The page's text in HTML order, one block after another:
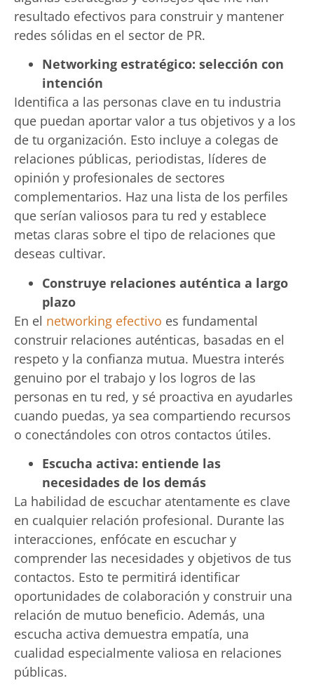
resultado efectivos para construir y mantener
redes sólidas en el sector de PR.
Networking estratégico: selección con
intención
Identifica a las personas clave en tu industria
que puedan aportar valor a tus objetivos y a los
de tu organización. Esto incluye a colegas de
relaciones públicas, periodistas, líderes de
opinión y profesionales de sectores
complementarios. Haz una lista de los perfiles
que serían valiosos para tu red y establece
metas claras sobre el tipo de relaciones que
deseas cultivar.
Construye relaciones auténtica a largo
plazo
En el networking efectivo es fundamental
construir relaciones auténticas, basadas en el
respeto y la confianza mutua. Muestra interés
genuino por el trabajo y los logros de las
personas en tu red, y sé proactiva en ayudarles
cuando puedas, ya sea compartiendo recursos
o conectándoles con otros contactos útiles.
Escucha activa: entiende las
necesidades de los demás
La habilidad de escuchar atentamente es clave
en cualquier relación profesional. Durante las
interacciones, enfócate en escuchar y
comprender las necesidades y objetivos de tus
contactos. Esto te permitirá identificar
oportunidades de colaboración y construir una
relación de mutuo beneficio. Además, una
escucha activa demuestra empatía, una
cualidad especialmente valiosa en relaciones
públicas.